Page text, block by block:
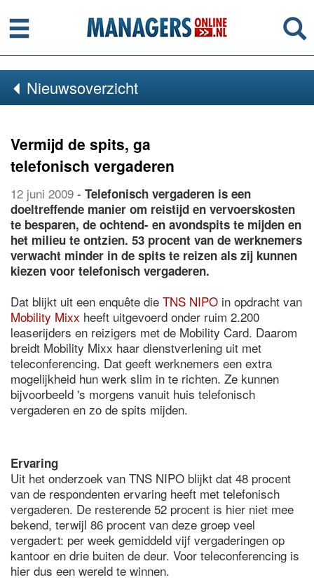
Menu
Nieuwsoverzicht
Vermijd de spits, ga
telefonisch vergaderen
12 juni 2009 - Telefonisch vergaderen is een
doeltreffende manier om reistijd en vervoerskosten
te besparen, de ochtend- en avondspits te mijden en
het milieu te ontzien. 53 procent van de werknemers
verwacht minder in de spits te reizen als zij kunnen
kiezen voor telefonisch vergaderen.
Dat blijkt uit een enquête die TNS NIPO in opdracht van
Mobility Mixx heeft uitgevoerd onder ruim 2.200
leaserijders en reizigers met de Mobility Card. Daarom
breidt Mobility Mixx haar dienstverlening uit met
teleconferencing. Dat geeft werknemers een extra
mogelijkheid hun werk slim in te richten. Ze kunnen
bijvoorbeeld 's morgens vanuit huis telefonisch
vergaderen en zo de spits mijden.
Ervaring
Uit het onderzoek van TNS NIPO blijkt dat 48 procent
van de respondenten ervaring heeft met telefonisch
vergaderen. De resterende 52 procent is hier niet mee
bekend, terwijl 86 procent van deze groep veel
vergadert: per week gemiddeld vijf vergaderingen op
kantoor en drie buiten de deur. Voor teleconferencing is
hier dus een wereld te winnen.